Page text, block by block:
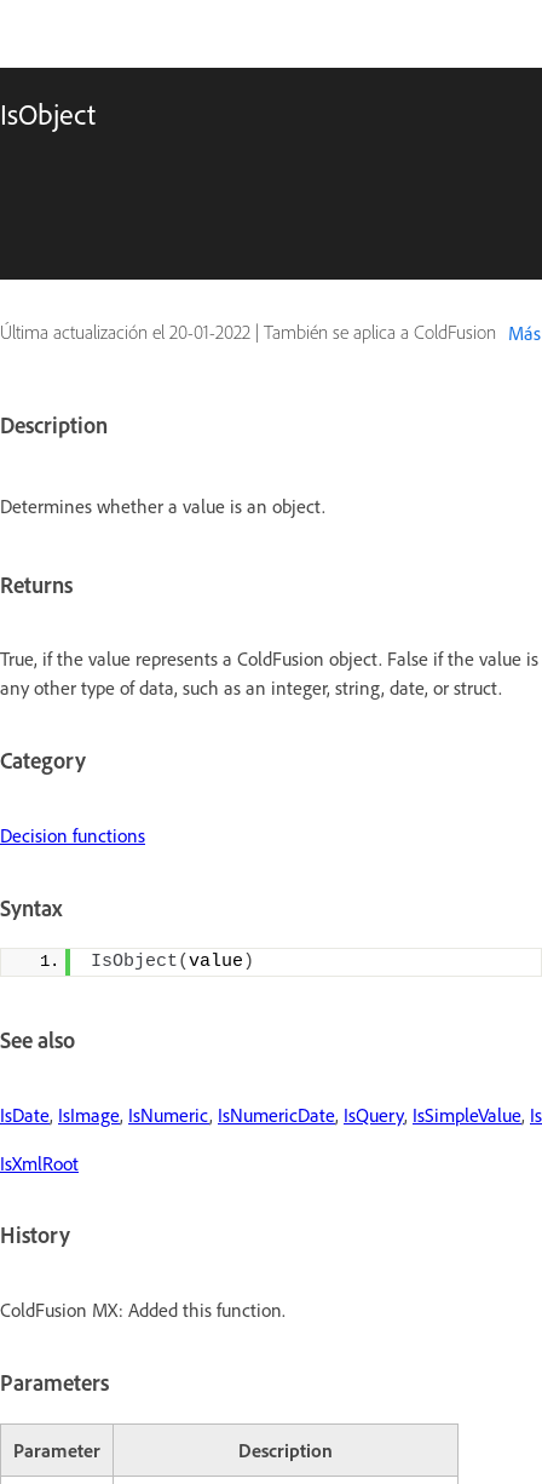
IsObject
Última actualización el 20-01-2022 | También se aplica a ColdFusion Más
Description
Determines whether a value is an object.
Returns
True, if the value represents a ColdFusion object. False if the value is
any other type of data, such as an integer, string, date, or struct.
Category
Decision functions
Syntax
IsObject(value )
See also
IsDate, IsImage, IsNumeric, IsNumericDate, IsQuery, IsSimpleValue,
IsXmlRoot
History
ColdFusion MX: Added this function.
Parameters
Parameter Description